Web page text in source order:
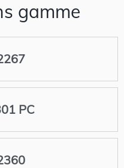
gamme
PC